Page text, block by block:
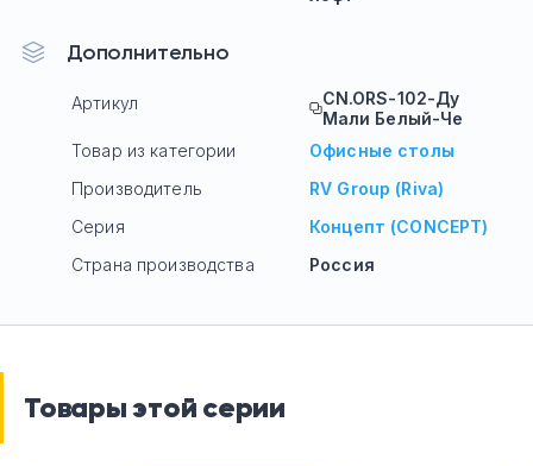
Дополнительно
Артикул
CN.ORS-102-Ду
Мали Белый-Че
Товар из категории
Офисные столы
Производитель
RV Group (Riva)
Серия
Концепт (CONCEPT)
Страна производства
Россия
Товары этой серии